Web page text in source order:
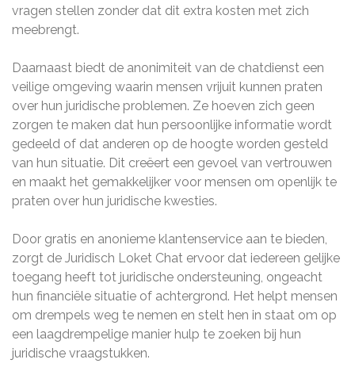
vragen stellen zonder dat dit extra kosten met zich
meebrengt.
Daarnaast biedt de anonimiteit van de chatdienst een
veilige omgeving waarin mensen vrijuit kunnen praten
over hun juridische problemen. Ze hoeven zich geen
zorgen te maken dat hun persoonlijke informatie wordt
gedeeld of dat anderen op de hoogte worden gesteld
van hun situatie. Dit creëert een gevoel van vertrouwen
en maakt het gemakkelijker voor mensen om openlijk te
praten over hun juridische kwesties.
Door gratis en anonieme klantenservice aan te bieden,
zorgt de Juridisch Loket Chat ervoor dat iedereen gelijke
toegang heeft tot juridische ondersteuning, ongeacht
hun financiële situatie of achtergrond. Het helpt mensen
om drempels weg te nemen en stelt hen in staat om op
een laagdrempelige manier hulp te zoeken bij hun
juridische vraagstukken.